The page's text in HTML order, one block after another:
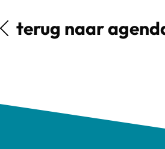
terug naar